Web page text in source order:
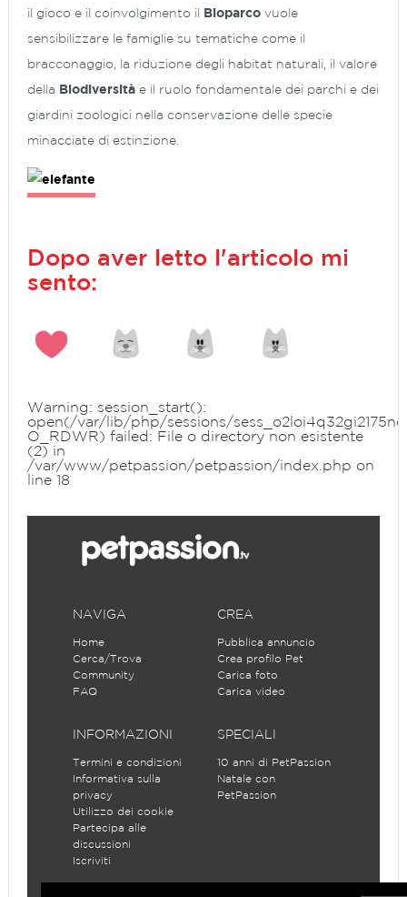
il gioco e il coinvolgimento il Bioparco vuole
sensibilizzare le famiglie su tematiche come il
bracconaggio, la riduzione degli habitat naturali, il valore
della Biodiversità e il ruolo fondamentale dei parchi e dei
giardini zoologici nella conservazione delle specie
minacciate di estinzione.
Dopo aver letto l'articolo mi
sento:
Warning : session_start():
open(/var/lib/php/sessions/
O_RDWR) failed: File o directory non esistente
(2) in
/var/www/petpassion/petpassion/index.php on
line 18
NAVIGA
Home
Cerca/Trova
Community
FAQ
CREA
Pubblica annuncio
Crea profilo Pet
Carica foto
Carica video
INFORMAZIONI
Termini e condizioni
Informativa sulla
privacy
Utilizzo dei cookie
Partecipa alle
discussioni
Iscriviti
SPECIALI
10 anni di PetPassion
Natale con
PetPassion